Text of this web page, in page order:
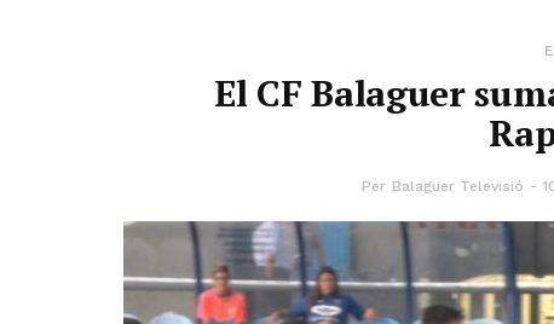
El CF Balaguer
Per Balaguer Televisió